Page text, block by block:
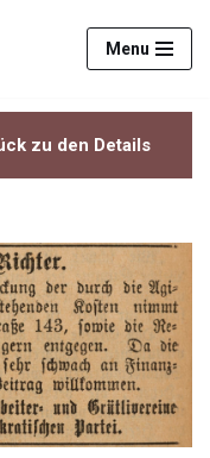
Menu
zu den Details